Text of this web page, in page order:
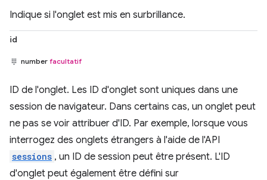
Indique si l'onglet est mis en surbrillance.
id
number facultatif
ID de l'onglet. Les ID d'onglet sont uniques dans une
session de navigateur. Dans certains cas, un onglet peut
ne pas se voir attribuer d'ID. Par exemple, lorsque vous
interrogez des onglets étrangers à l'aide de l'API
sessions , un ID de session peut être présent. L'ID
d'onglet peut également être défini sur